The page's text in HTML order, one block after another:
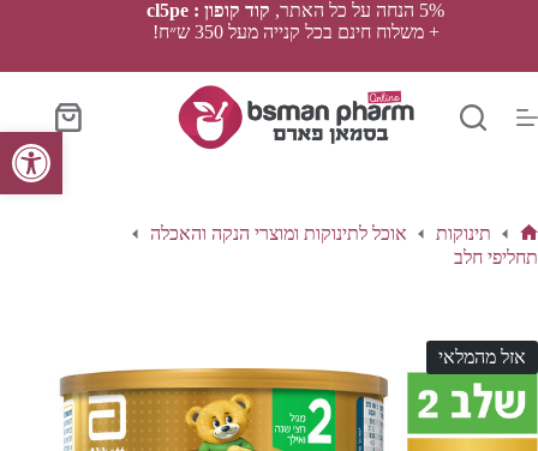
פתח סרגל נגישות
5% הנחה על כל האתר,
קוד קופון : cl5pe
+ משלוח חינם בכל קנייה מעל 350 ש״ח!
סל
הקניות
דף
תינוקות
אוכל לתינוקות ומוצרי הנקה והאכלה
תחליפי חלב
אזל מהמלאי